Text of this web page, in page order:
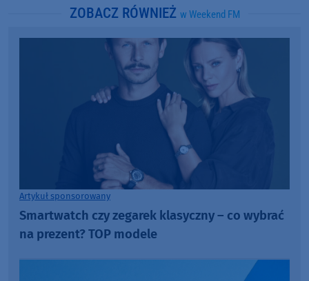
ZOBACZ RÓWNIEŻ w Weekend FM
Artykuł sponsorowany
Smartwatch czy zegarek klasyczny – co wybrać
na prezent? TOP modele